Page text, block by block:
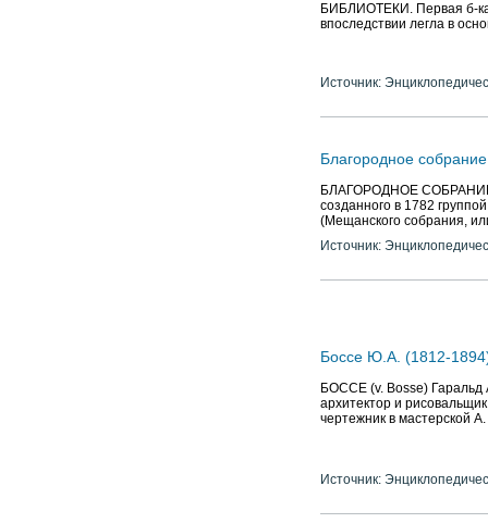
БИБЛИОТЕКИ. Первая б-ка
впоследствии легла в
Источник:
Благородное собрание
БЛАГОРОДНОЕ СОБРАНИЕ,
созданного в 1782
(Мещанского собрания,
Источник:
Боссе Ю.А. (1812-
БОССЕ (v. Bosse) Гаральд
архитектор и
чертежник в мастерской
Источник: